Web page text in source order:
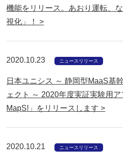
機能をリリース。あおり運転、
視化」！ >
2020.10.23 ニュースリリース
日本ユニシス ～ 静岡型MaaS基
ェクト ～ 2020年度実証実験用
MapS!」をリリースします >
2020.10.21 ニュースリリース